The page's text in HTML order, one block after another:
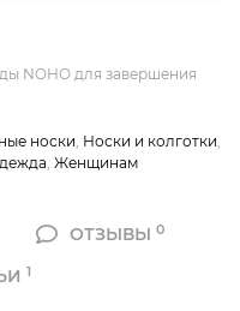
NOHO для завершения
носки, Носки и колготки,
, Женщинам
ОТЗЫВЫ0
1